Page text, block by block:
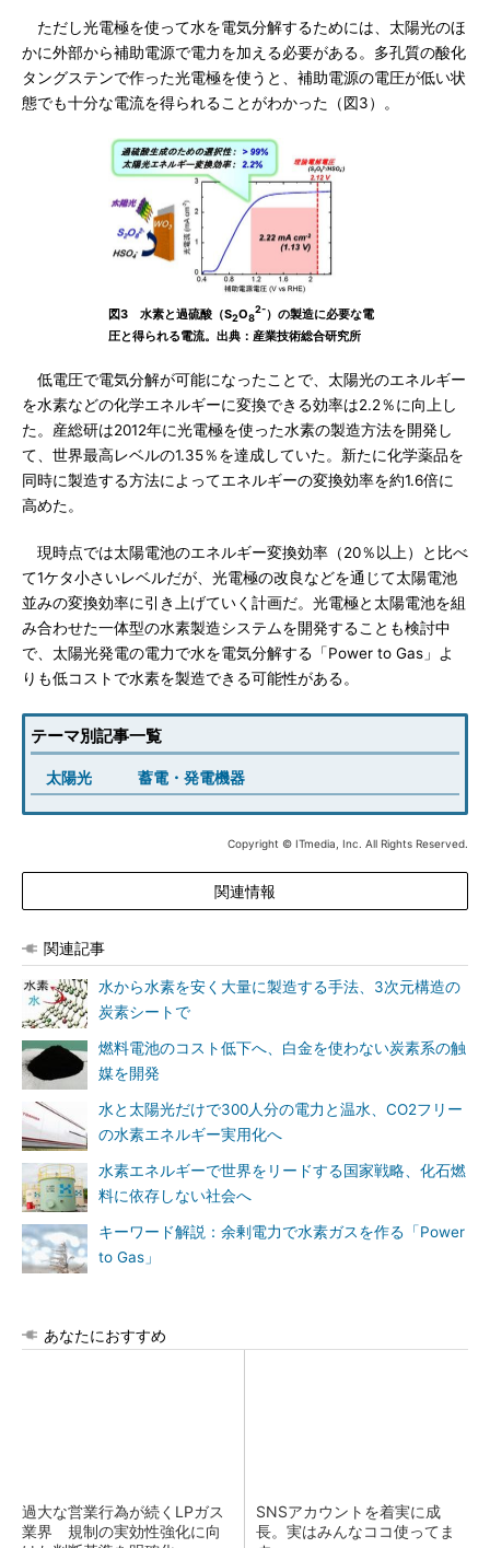
ただし光電極を使って水を電気分解するためには、太陽光のほ
かに外部から補助電源で電力を加える必要がある。多孔質の酸化
タングステンで作った光電極を使うと、補助電源の電圧が低い状
態でも十分な電流を得られることがわかった（図3）。
図3 水素と過硫酸（S2O8
2-）の製造に必要な電
圧と得られる電流。出典：産業技術総合研究所
低電圧で電気分解が可能になったことで、太陽光のエネルギー
を水素などの化学エネルギーに変換できる効率は2.2％に向上し
た。産総研は2012年に光電極を使った水素の製造方法を開発し
て、世界最高レベルの1.35％を達成していた。新たに化学薬品を
同時に製造する方法によってエネルギーの変換効率を約1.6倍に
高めた。
現時点では太陽電池のエネルギー変換効率（20％以上）と比べ
て1ケタ小さいレベルだが、光電極の改良などを通じて太陽電池
並みの変換効率に引き上げていく計画だ。光電極と太陽電池を組
み合わせた一体型の水素製造システムを開発することも検討中
で、太陽光発電の電力で水を電気分解する「Power to Gas」よ
りも低コストで水素を製造できる可能性がある。
テーマ別記事一覧
太陽光 蓄電・発電機器
Copyright © ITmedia, Inc. All Rights Reserved.
関連情報
関連記事
水から水素を安く大量に製造する手法、3次元構造の
炭素シートで
燃料電池のコスト低下へ、白金を使わない炭素系の触
媒を開発
水と太陽光だけで300人分の電力と温水、CO2フリー
の水素エネルギー実用化へ
水素エネルギーで世界をリードする国家戦略、化石燃
料に依存しない社会へ
キーワード解説：余剰電力で水素ガスを作る「Power
to Gas」
あなたにおすすめ
過大な営業行為が続くLPガス
業界 規制の実効性強化に向
SNSアカウントを着実に成
長。実はみんなココ使ってま